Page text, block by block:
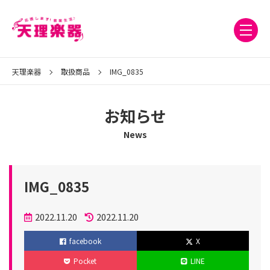
天理楽器 取扱商品 IMG_0835
お知らせ
News
IMG_0835
投
稿
日
2022.11.20
更
新
2022.11.20
facebook
X
Pocket
LINE